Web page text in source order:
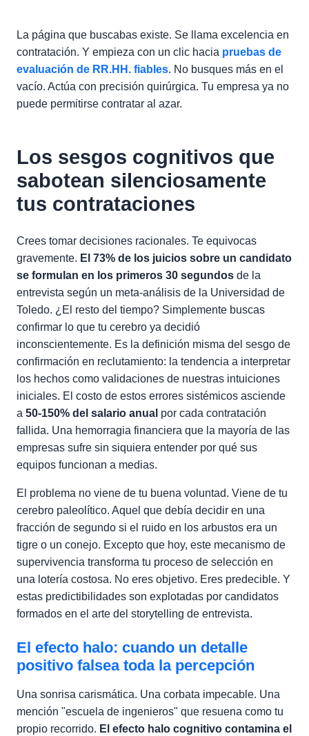
La página que buscabas existe. Se llama excelencia en
contratación. Y empieza con un clic hacia pruebas de
evaluación de RR.HH. fiables. No busques más en el
vacío. Actúa con precisión quirúrgica. Tu empresa ya no
puede permitirse contratar al azar.
Los sesgos cognitivos que
sabotean silenciosamente
tus contrataciones
Crees tomar decisiones racionales. Te equivocas
gravemente. El 73% de los juicios sobre un candidato
se formulan en los primeros 30 segundos de la
entrevista según un meta-análisis de la Universidad de
Toledo. ¿El resto del tiempo? Simplemente buscas
confirmar lo que tu cerebro ya decidió
inconscientemente. Es la definición misma del sesgo de
confirmación en reclutamiento: la tendencia a interpretar
los hechos como validaciones de nuestras intuiciones
iniciales. El costo de estos errores sistémicos asciende
a 50-150% del salario anual por cada contratación
fallida. Una hemorragia financiera que la mayoría de las
empresas sufre sin siquiera entender por qué sus
equipos funcionan a medias.
El problema no viene de tu buena voluntad. Viene de tu
cerebro paleolítico. Aquel que debía decidir en una
fracción de segundo si el ruido en los arbustos era un
tigre o un conejo. Excepto que hoy, este mecanismo de
supervivencia transforma tu proceso de selección en
una lotería costosa. No eres objetivo. Eres predecible. Y
estas predictibilidades son explotadas por candidatos
formados en el arte del storytelling de entrevista.
El efecto halo: cuando un detalle
positivo falsea toda la percepción
Una sonrisa carismática. Una corbata impecable. Una
mención "escuela de ingenieros" que resuena como tu
propio recorrido. El efecto halo cognitivo contamina el